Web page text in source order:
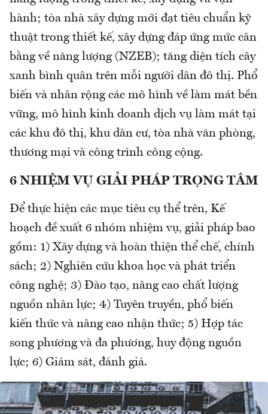
hành; tòa nhà xây dựng mới đạt tiêu chuẩn kỹ
thuật trong thiết kế, xây dựng đáp ứng mức cân
bằng về năng lượng (NZEB); tăng diện tích cây
xanh bình quân trên mỗi người dân đô thị. Phổ
biến và nhân rộng các mô hình về làm mát bền
vững, mô hình kinh doanh dịch vụ làm mát tại
các khu đô thị, khu dân cư, tòa nhà văn phòng,
thương mại và công trình công cộng.
6 NHIỆM VỤ GIẢI PHÁP TRỌNG TÂM
Để thực hiện các mục tiêu cụ thể trên, Kế
hoạch đề xuất 6 nhóm nhiệm vụ, giải pháp bao
gồm: 1) Xây dựng và hoàn thiện thể chế, chính
sách; 2) Nghiên cứu khoa học và phát triển
công nghệ; 3) Đào tạo, nâng cao chất lượng
nguồn nhân lực; 4) Tuyên truyền, phổ biến
kiến thức và nâng cao nhận thức; 5) Hợp tác
song phương và đa phương, huy động nguồn
lực; 6) Giám sát, đánh giá.